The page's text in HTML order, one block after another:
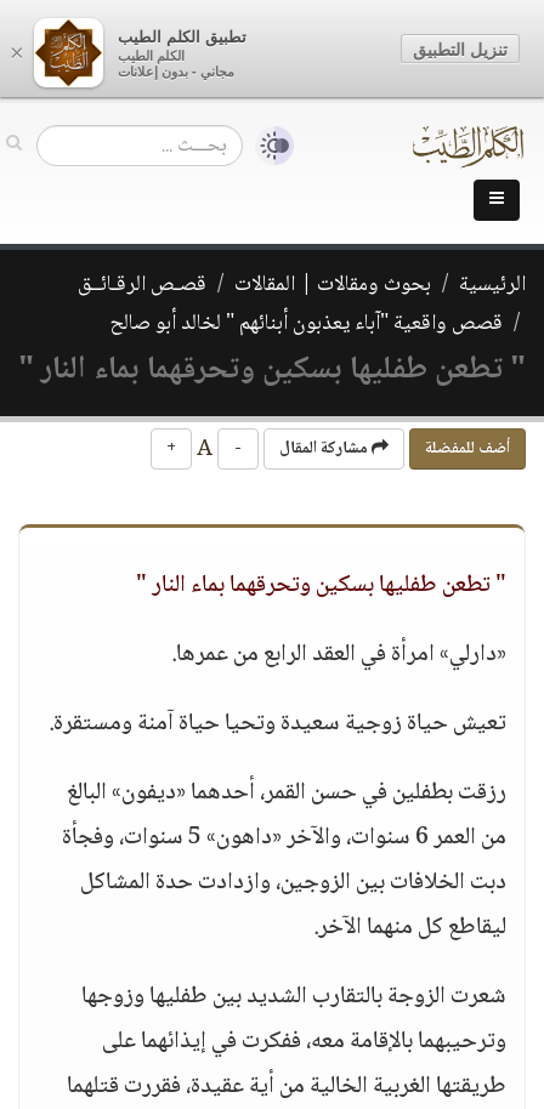
الرئيسية بحوث ومقالات | المقالات
قصـص الرقـائــق
قصص واقعية "آباء يعذبون أبنائهم " لخالد أبو صالح
" تطعن طفليها بسكين وتحرقهما بماء النار "
أضف للمفضلة مشاركة المقال -
+
" تطعن طفليها بسكين وتحرقهما بماء النار "
«دارلي» امرأة في العقد الرابع من عمرها.
تعيش حياة زوجية سعيدة وتحيا حياة آمنة ومستقرة.
رزقت بطفلين في حسن القمر، أحدهما «ديفون» البالغ
من العمر 6 سنوات، والآخر «داهون» 5 سنوات، وفجأة
دبت الخلافات بين الزوجين، وازدادت حدة المشاكل
ليقاطع كل منهما الآخر.
شعرت الزوجة بالتقارب الشديد بين طفليها وزوجها
وترحيبهما بالإقامة معه، ففكرت في إيذائهما على
طريقتها الغربية الخالية من أية عقيدة، فقررت قتلهما
×
تطبيق الكلم الطيب
الكلم الطيب
مجاني - بدون إعلانات
تنزيل التطبيق